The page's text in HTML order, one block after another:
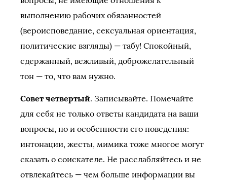
выполнению рабочих обязанностей
(вероисповедание, сексуальная ориентация,
политические взгляды) — табу! Спокойный,
сдержанный, вежливый, доброжелательный
тон — то, что вам нужно.
Совет четвертый. Записывайте. Помечайте
для себя не только ответы кандидата на ваши
вопросы, но и особенности его поведения:
интонации, жесты, мимика тоже многое могут
сказать о соискателе. Не расслабляйтесь и не
отвлекайтесь — чем больше информации вы